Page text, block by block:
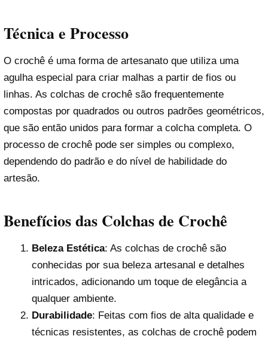
Técnica e Processo
O crochê é uma forma de artesanato que utiliza uma
agulha especial para criar malhas a partir de fios ou
linhas. As colchas de crochê são frequentemente
compostas por quadrados ou outros padrões geométricos,
que são então unidos para formar a colcha completa. O
processo de crochê pode ser simples ou complexo,
dependendo do padrão e do nível de habilidade do
artesão.
Benefícios das Colchas de Crochê
Beleza Estética: As colchas de crochê são
conhecidas por sua beleza artesanal e detalhes
intricados, adicionando um toque de elegância a
qualquer ambiente.
Durabilidade: Feitas com fios de alta qualidade e
técnicas resistentes, as colchas de crochê podem